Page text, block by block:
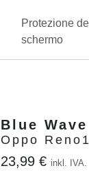
Protezione
schermo
Blue Wave
Oppo
23,99 € inkl. IVA.